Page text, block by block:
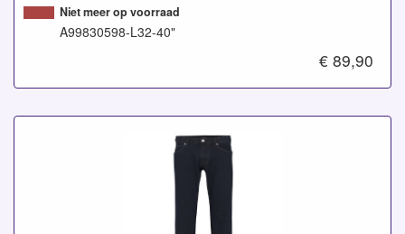
Niet meer op voorraad
A99830598-L32-40"
€ 89,90